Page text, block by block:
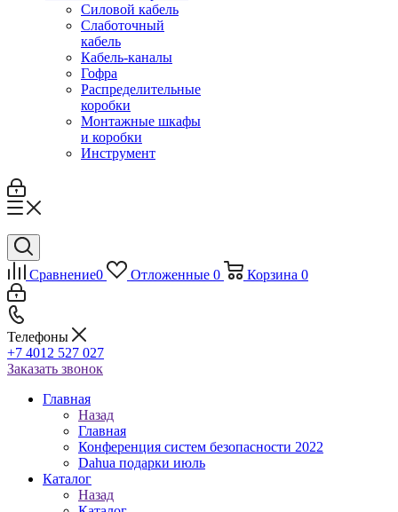
Силовой кабель
Слаботочный
кабель
Кабель-каналы
Гофра
Распределительные
коробки
Монтажные шкафы
и коробки
Инструмент
Сравнение0 Отложенные 0 Корзина 0
Телефоны
+7 4012 527 027
Заказать звонок
Главная
Назад
Главная
Конференция систем безопасности 2022
Dahua подарки июль
Каталог
Назад